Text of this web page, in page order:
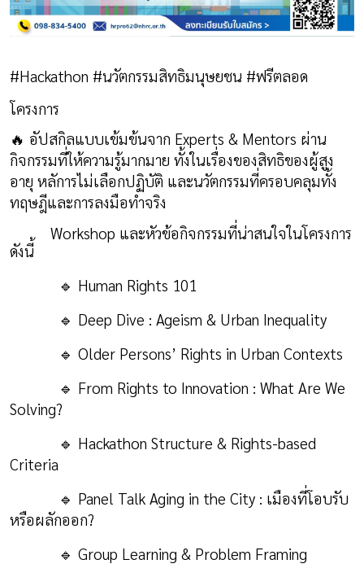
#Hackathon #นวัตกรรมสิทธิมนุษยชน #ฟรีตลอด
โครงการ
🔥 อัปสกิลแบบเข้มข้นจาก Experts & Mentors ผ่าน
กิจกรรมที่ให้ความรู้มากมาย ทั้งในเรื่องของสิทธิของผู้สูง
อายุ หลัการไม่เลือกปฏิบัติ และนวัตกรรมที่ครอบคลุมทั้ง
ทฤษฎีและการลงมือทำจริง
Workshop และหัวข้อกิจกรรมที่น่าสนใจในโครงการ
ดังนี้
🔹 Human Rights 101
🔹 Deep Dive : Ageism & Urban Inequality
🔹 Older Persons’ Rights in Urban Contexts
🔹 From Rights to Innovation : What Are We
Solving?
🔹 Hackathon Structure & Rights-based
Criteria
🔹 Panel Talk Aging in the City : เมืองที่โอบรับ
หรือผลักออก?
🔹 Group Learning & Problem Framing